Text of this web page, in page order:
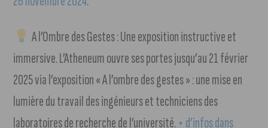
A l’Ombre des Gestes : Une exposition instructive et
immersive. L’Atheneum ouvre ses portes jusqu’au 21 février
2025 via l’exposition « A l’ombre des gestes » : une mise en
lumière du travail des ingénieurs et techniciens des
laboratoires de recherche de l’université.+ d’infos dans